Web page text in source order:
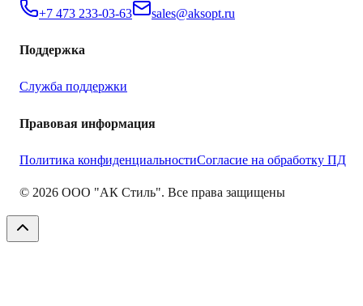
+7 473 233-03-63
sales@aksopt.ru
Поддержка
Служба поддержки
Правовая информация
Политика конфиденциальностиСогласие на обработку ПД
© 2026 ООО "АК Стиль". Все права защищены